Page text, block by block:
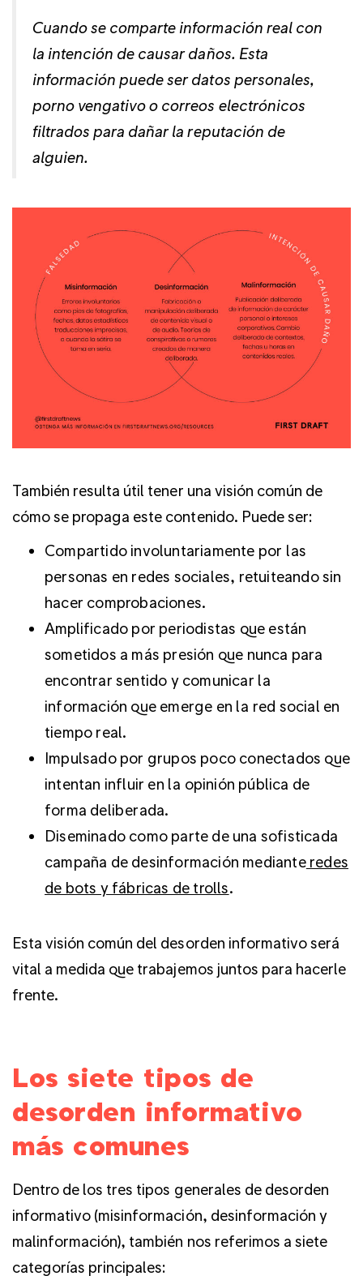
Cuando se comparte información real con
la intención de causar daños. Esta
información puede ser datos personales,
porno vengativo o correos electrónicos
filtrados para dañar la reputación de
alguien.
También resulta útil tener una visión común de
cómo se propaga este contenido. Puede ser:
Compartido involuntariamente por las
personas en redes sociales, retuiteando sin
hacer comprobaciones.
Amplificado por periodistas que están
sometidos a más presión que nunca para
encontrar sentido y comunicar la
información que emerge en la red social en
tiempo real.
Impulsado por grupos poco conectados que
intentan influir en la opinión pública de
forma deliberada.
Diseminado como parte de una sofisticada
campaña de desinformación mediante redes
de bots y fábricas de trolls.
Esta visión común del desorden informativo será
vital a medida que trabajemos juntos para hacerle
frente.
Los siete tipos de
desorden informativo
más comunes
Dentro de los tres tipos generales de desorden
informativo (misinformación, desinformación y
malinformación), también nos referimos a siete
categorías principales: